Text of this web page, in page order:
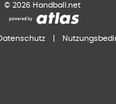
© 2026 Handball.net